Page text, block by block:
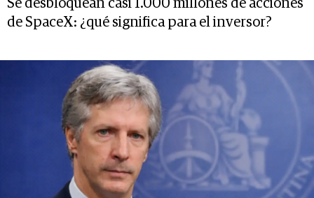
Se desbloquean casi 1.000 millones de acciones
de SpaceX: ¿qué significa para el inversor?